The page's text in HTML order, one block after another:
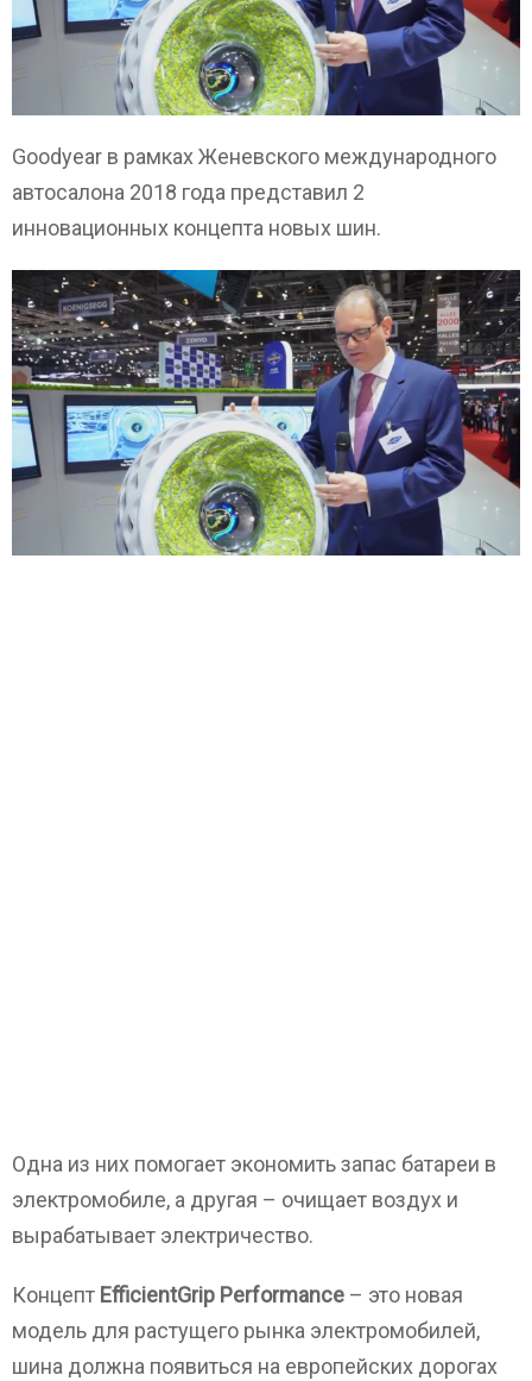
Goodyear в рамках Женевского международного
автосалона 2018 года представил 2
инновационных концепта новых шин.
Одна из них помогает экономить запас батареи в
электромобиле, а другая – очищает воздух и
вырабатывает электричество.
Концепт EfficientGrip Performance – это новая
модель для растущего рынка электромобилей,
шина должна появиться на европейских дорогах